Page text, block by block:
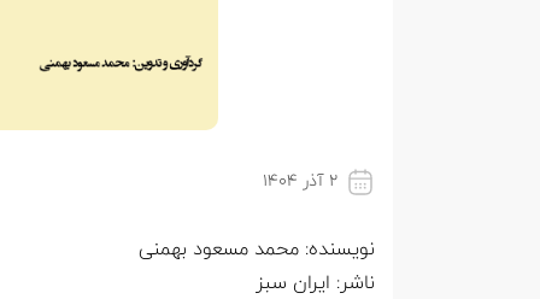
۲ آذر ۱۴۰۴
نویسنده: محمد مسعود بهمنی
ناشر: ایران سبز